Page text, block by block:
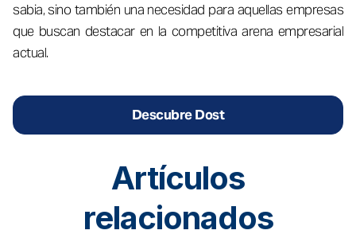
sabia, sino también una necesidad para aquellas empresas
que buscan destacar en la competitiva arena empresarial
actual.
Descubre Dost
Artículos
relacionados